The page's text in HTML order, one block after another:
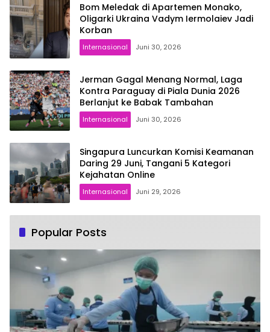
Bom Meledak di Apartemen Monako,
Oligarki Ukraina Vadym Iermolaiev Jadi
Korban
Internasional Juni 30, 2026
Jerman Gagal Menang Normal, Laga
Kontra Paraguay di Piala Dunia 2026
Berlanjut ke Babak Tambahan
Internasional Juni 30, 2026
Singapura Luncurkan Komisi Keamanan
Daring 29 Juni, Tangani 5 Kategori
Kejahatan Online
Internasional Juni 29, 2026
Popular Posts